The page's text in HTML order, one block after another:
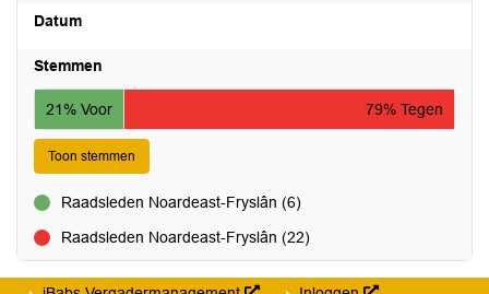
Datum
Stemmen
21% Voor 79% Tegen
Toon stemmen
Raadsleden Noardeast-Fryslân (6)
Raadsleden Noardeast-Fryslân (22)